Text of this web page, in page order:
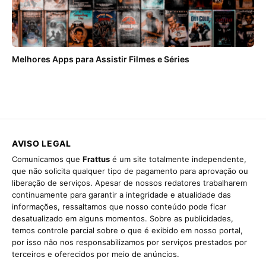
Melhores Apps para Assistir Filmes e Séries
AVISO LEGAL
Comunicamos que Frattus é um site totalmente independente,
que não solicita qualquer tipo de pagamento para aprovação ou
liberação de serviços. Apesar de nossos redatores trabalharem
continuamente para garantir a integridade e atualidade das
informações, ressaltamos que nosso conteúdo pode ficar
desatualizado em alguns momentos. Sobre as publicidades,
temos controle parcial sobre o que é exibido em nosso portal,
por isso não nos responsabilizamos por serviços prestados por
terceiros e oferecidos por meio de anúncios.